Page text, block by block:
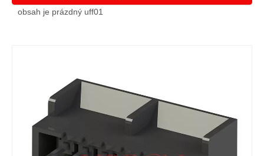
Napájení 6kolíkový polarizovaný 3.0 samec pouzdro zásuvky
obsah je prázdný uff01